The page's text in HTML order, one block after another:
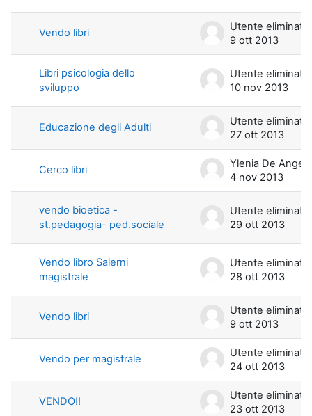
Vendo libri
Utente eliminato
9 ott 2013
Libri psicologia dello
sviluppo
Utente eliminato
10 nov 2013
Educazione degli Adulti
Utente eliminato
27 ott 2013
Cerco libri
Ylenia De
4 nov 2013
vendo bioetica -
st.pedagogia- ped.sociale
Utente eliminato
29 ott 2013
Vendo libro Salerni
magistrale
Utente eliminato
28 ott 2013
Vendo libri
Utente eliminato
9 ott 2013
Vendo per magistrale
Utente eliminato
24 ott 2013
VENDO!!
Utente eliminato
23 ott 2013